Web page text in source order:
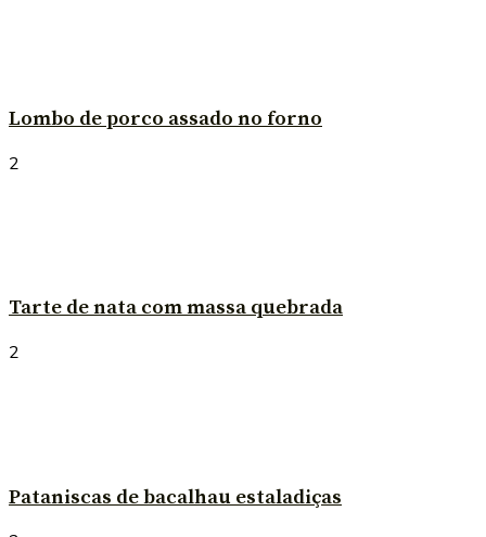
Lombo de porco assado no forno
2
Tarte de nata com massa quebrada
2
Pataniscas de bacalhau estaladiças